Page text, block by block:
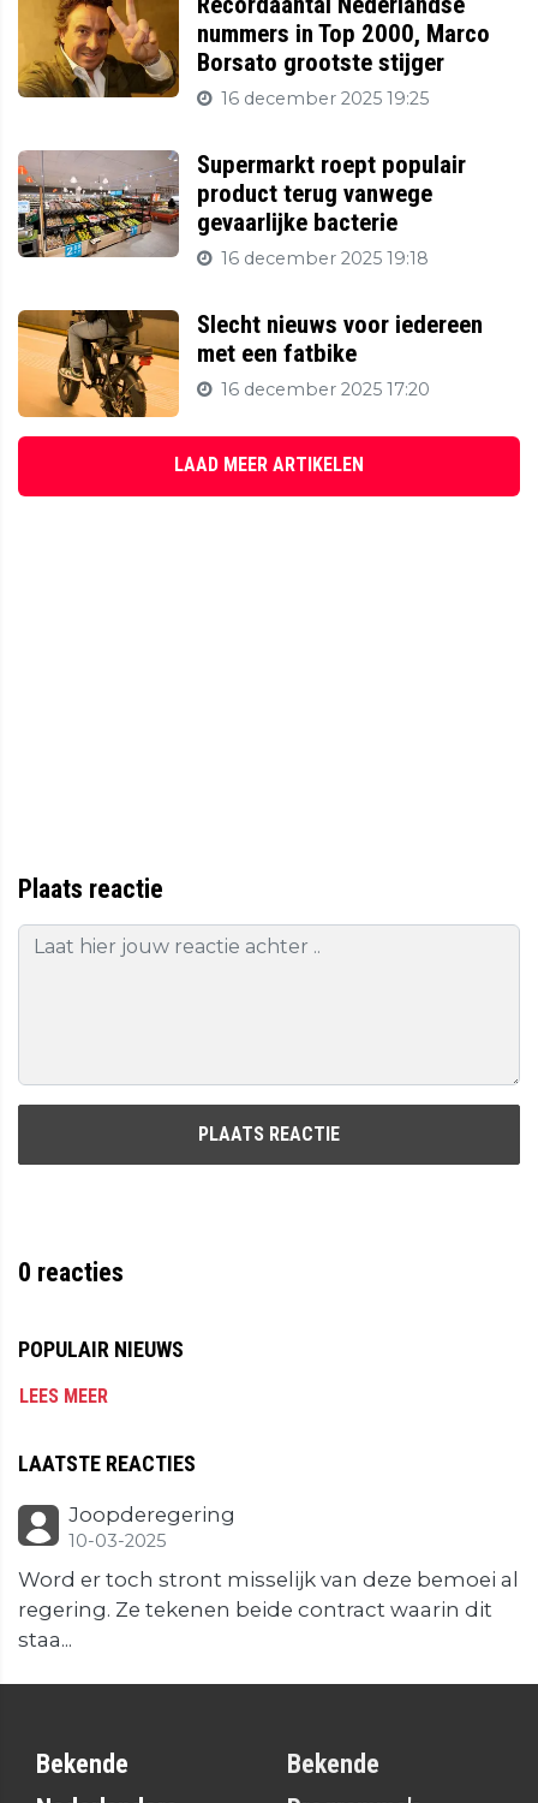
nummers in Top 2000, Marco
Borsato grootste stijger
16 december 2025 19:25
Supermarkt roept populair
product terug vanwege
gevaarlijke bacterie
16 december 2025 19:18
Slecht nieuws voor iedereen
met een fatbike
16 december 2025 17:20
LAAD MEER ARTIKELEN
Plaats reactie
PLAATS REACTIE
0 reacties
POPULAIR NIEUWS
LEES MEER
LAATSTE REACTIES
Joopderegering
10-03-2025
Word er toch stront misselijk van deze bemoei al
regering. Ze tekenen beide contract waarin dit
staa...
Bekende
Bekende